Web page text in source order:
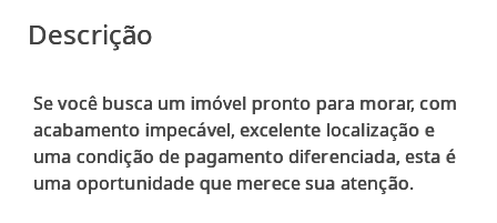
Descrição
Se você busca um imóvel pronto para morar, com
acabamento impecável, excelente localização e
uma condição de pagamento diferenciada, esta é
uma oportunidade que merece sua atenção.